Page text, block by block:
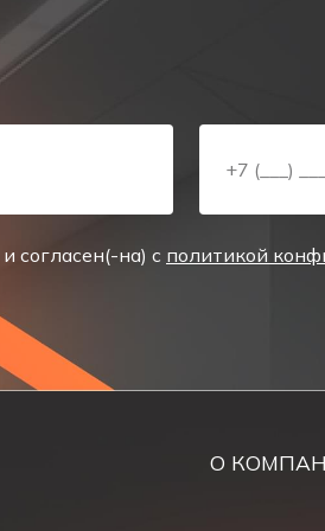
что также делает его
PL EM 3.0 УНИВЕРСАЛ/
эвакуационных
выходов,
ударопрочного
за счет
согласен(-на) с политикой
О